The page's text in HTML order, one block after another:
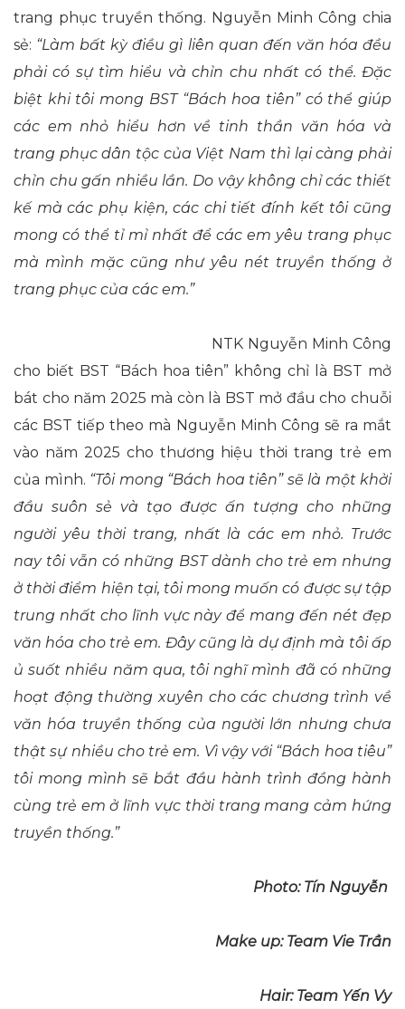
trang phục truyền thống. Nguyễn Minh Công chia
sẻ: “Làm bất kỳ điều gì liên quan đến văn hóa đều
phải có sự tìm hiểu và chỉn chu nhất có thể. Đặc
biệt khi tôi mong BST “Bách hoa tiên” có thể giúp
các em nhỏ hiểu hơn về tinh thần văn hóa và
trang phục dân tộc của Việt Nam thì lại càng phải
chỉn chu gấn nhiều lần. Do vậy không chỉ các thiết
kế mà các phụ kiện, các chi tiết đính kết tôi cũng
mong có thể tỉ mỉ nhất để các em yêu trang phục
mà mình mặc cũng như yêu nét truyền thống ở
trang phục của các em.”
NTK Nguyễn Minh Công
cho biết BST “Bách hoa tiên” không chỉ là BST mở
bát cho năm 2025 mà còn là BST mở đầu cho chuỗi
các BST tiếp theo mà Nguyễn Minh Công sẽ ra mắt
vào năm 2025 cho thương hiệu thời trang trẻ em
của mình. “Tôi mong “Bách hoa tiên” sẽ là một khởi
đầu suôn sẻ và tạo được ấn tượng cho những
người yêu thời trang, nhất là các em nhỏ. Trước
nay tôi vẫn có những BST dành cho trẻ em nhưng
ở thời điểm hiện tại, tôi mong muốn có được sự tập
trung nhất cho lĩnh vực này để mang đến nét đẹp
văn hóa cho trẻ em. Đây cũng là dự định mà tôi ấp
ủ suốt nhiều năm qua, tôi nghĩ mình đã có những
hoạt động thường xuyên cho các chương trình về
văn hóa truyền thống của người lớn nhưng chưa
thật sự nhiều cho trẻ em. Vì vậy với “Bách hoa tiêu”
tôi mong mình sẽ bắt đầu hành trình đồng hành
cùng trẻ em ở lĩnh vực thời trang mang cảm hứng
truyền thống.”
Photo: Tín Nguyễn
Make up: Team Vie Trần
Hair: Team Yến Vy